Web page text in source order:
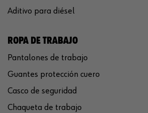
Aditivo para diésel
ROPA DE TRABAJO
Pantalones de trabajo
Guantes protección cuero
Casco de seguridad
Chaqueta de trabajo